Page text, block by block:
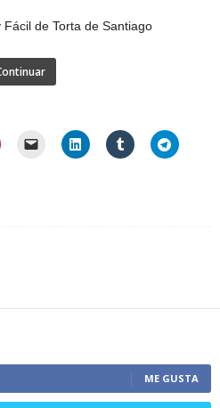
ME GUSTA